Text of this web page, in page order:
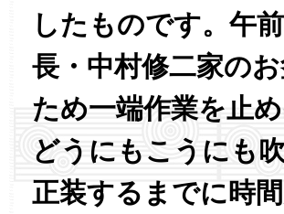
したものです。午
長・中村修二家の
ため一端作業を止
どうにもこうにも
正装するまでに時